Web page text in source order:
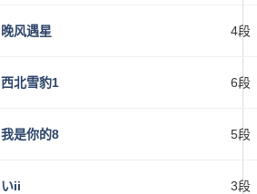
晚风遇星 4段
西北雪豹1 6段
我是你的8 5段
いii 3段